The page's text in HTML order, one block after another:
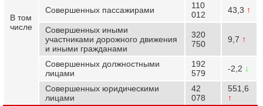
В том
числе
Совершенных пассажирами
110
012
43,3 ↑
Совершенных иными
участниками дорожного движения
и иными гражданами
320
750
9,7 ↑
Совершенных должностными
лицами
192
579
-2,2 ↓
Совершенных юридическими
лицами
42
078
551,6
↑